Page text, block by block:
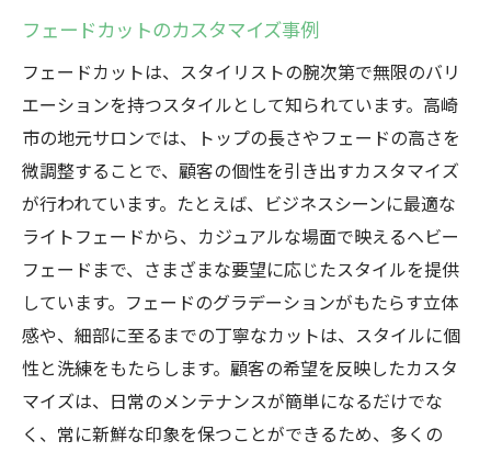
フェードカットのカスタマイズ事例
フェードカットは、スタイリストの腕次第で無限のバリ
エーションを持つスタイルとして知られています。高崎
市の地元サロンでは、トップの長さやフェードの高さを
微調整することで、顧客の個性を引き出すカスタマイズ
が行われています。たとえば、ビジネスシーンに最適な
ライトフェードから、カジュアルな場面で映えるヘビー
フェードまで、さまざまな要望に応じたスタイルを提供
しています。フェードのグラデーションがもたらす立体
感や、細部に至るまでの丁寧なカットは、スタイルに個
性と洗練をもたらします。顧客の希望を反映したカスタ
マイズは、日常のメンテナンスが簡単になるだけでな
く、常に新鮮な印象を保つことができるため、多くの